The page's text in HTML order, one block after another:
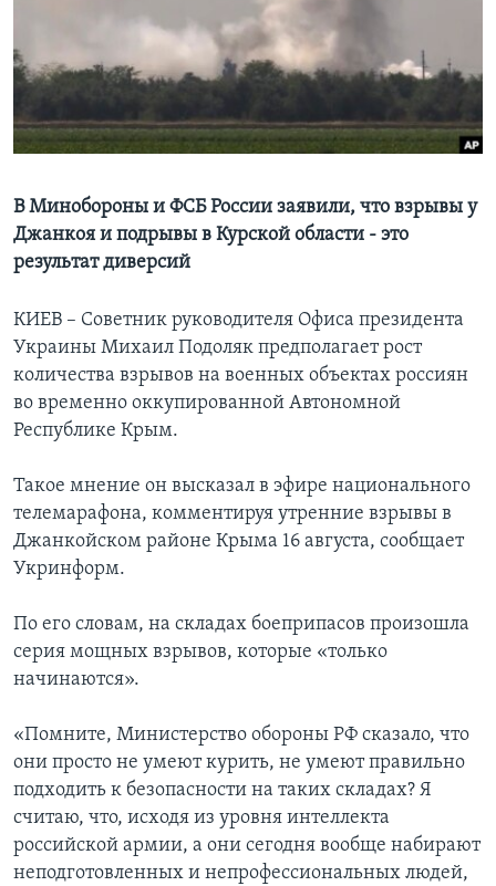
СОЦИАЛЬНЫЕ СЕТИ
Языки
В Минобороны и ФСБ России заявили, что взрывы у
Джанкоя и подрывы в Курской области - это
результат диверсий
КИЕВ – Советник руководителя Офиса президента
Украины Михаил Подоляк предполагает рост
количества взрывов на военных объектах россиян
во временно оккупированной Автономной
Республике Крым.
Такое мнение он высказал в эфире национального
телемарафона, комментируя утренние взрывы в
Джанкойском районе Крыма 16 августа, сообщает
Укринформ.
По его словам, на складах боеприпасов произошла
серия мощных взрывов, которые «только
начинаются».
«Помните, Министерство обороны РФ сказало, что
они просто не умеют курить, не умеют правильно
подходить к безопасности на таких складах? Я
считаю, что, исходя из уровня интеллекта
российской армии, а они сегодня вообще набирают
неподготовленных и непрофессиональных людей,